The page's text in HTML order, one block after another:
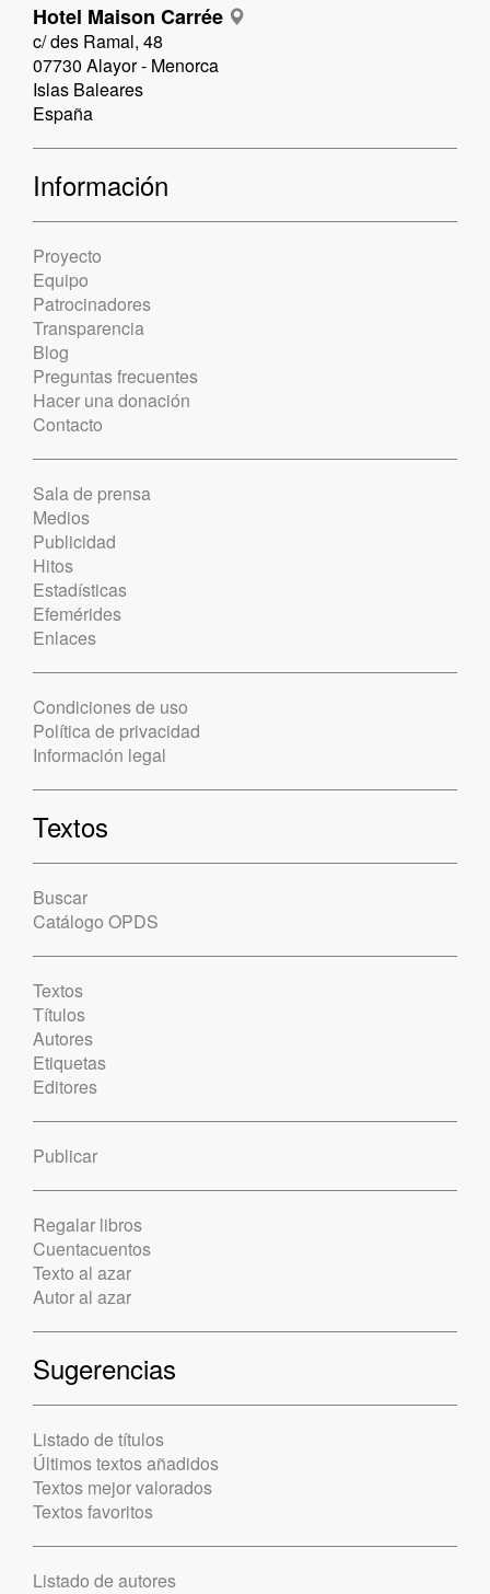
Hotel Maison Carrée
c/ des Ramal, 48
07730 Alayor - Menorca
Islas Baleares
España
Información
Proyecto
Equipo
Patrocinadores
Transparencia
Blog
Preguntas frecuentes
Hacer una donación
Contacto
Sala de prensa
Medios
Publicidad
Hitos
Estadísticas
Efemérides
Enlaces
Condiciones de uso
Política de privacidad
Información legal
Textos
Buscar
Catálogo OPDS
Textos
Títulos
Autores
Etiquetas
Editores
Publicar
Regalar libros
Cuentacuentos
Texto al azar
Autor al azar
Sugerencias
Listado de títulos
Últimos textos añadidos
Textos mejor valorados
Textos favoritos
Listado de autores